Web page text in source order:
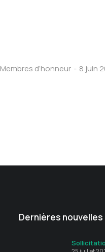
Membres d’honneur 8 juin
Dernières nouvelles